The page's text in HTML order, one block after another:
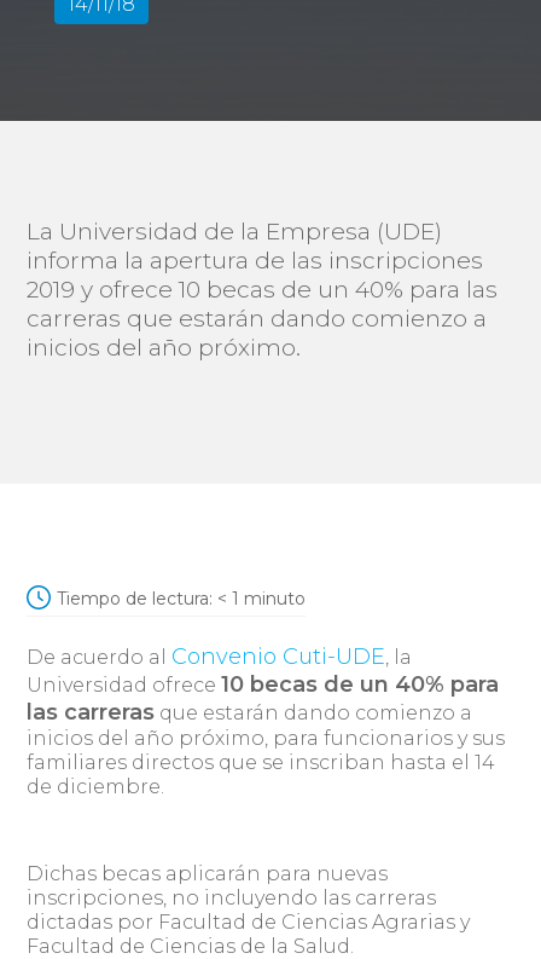
La Universidad de la Empresa (UDE)
informa la apertura de las inscripciones
2019 y ofrece 10 becas de un 40% para las
carreras que estarán dando comienzo a
inicios del año próximo.
Tiempo de lectura: < 1 minuto
De acuerdo al Convenio Cuti-UDE , la
Universidad ofrece10 becas de un 40% para
las carreras que estarán dando comienzo a
inicios del año próximo, para funcionarios y sus
familiares directos que se inscriban hasta el 14
de diciembre.
Dichas becas aplicarán para nuevas
inscripciones, no incluyendo las carreras
dictadas por Facultad de Ciencias Agrarias y
Facultad de Ciencias de la Salud.